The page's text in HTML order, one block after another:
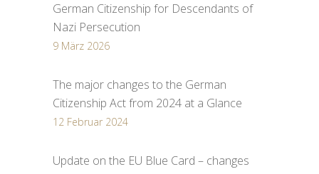
German Citizenship for Descendants of
Nazi Persecution
9 März 2026
The major changes to the German
Citizenship Act from 2024 at a Glance
12 Februar 2024
Update on the EU Blue Card – changes